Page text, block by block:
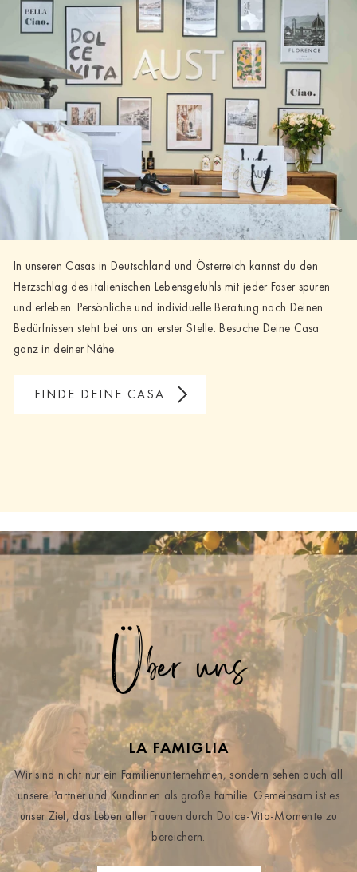
In unseren Casas in Deutschland und Österreich kannst du den
Herzschlag des italienischen Lebensgefühls mit jeder Faser spüren
und erleben. Persönliche und individuelle Beratung nach Deinen
Bedürfnissen steht bei uns an erster Stelle. Besuche Deine Casa
ganz in deiner Nähe.
FINDE DEINE CASA
Über uns
LA FAMIGLIA
Wir sind nicht nur ein Familienunternehmen, sondern sehen auch all
unsere Partner und Kundinnen als große Familie. Gemeinsam ist es
unser Ziel, das Leben aller Frauen durch Dolce-Vita-Momente zu
bereichern.